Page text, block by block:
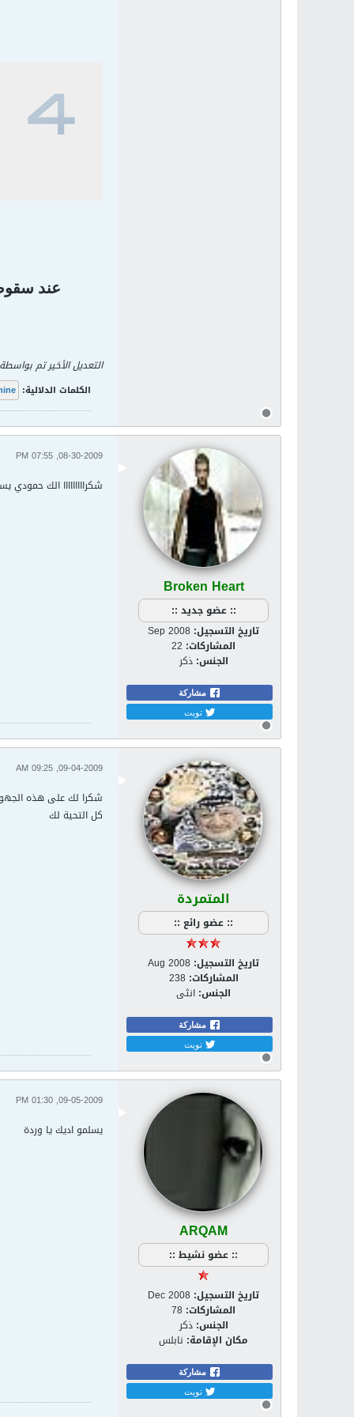
عند سقوط
التعديل الأخير تم
الكلمات الدلالية:
Broken Heart
:: عضو جديد ::
تاريخ التسجيل: Sep 2008
المشاركات: 22
الجنس: ذكر
مشاركة
تويت
08-30-2009, 07:55 PM
شكرااااااااا الك حمودي
المتمردة
:: عضو رائع ::
تاريخ التسجيل: Aug 2008
المشاركات: 238
الجنس: انثى
مشاركة
تويت
09-04-2009, 09:25 AM
شكرا لك على هذه
كل التحية لك
ARQAM
:: عضو نشيط ::
تاريخ التسجيل: Dec 2008
المشاركات: 78
الجنس: ذكر
مكان الإقامة: نابلس
مشاركة
تويت
09-05-2009, 01:30 PM
يسلمو اديك يا وردة